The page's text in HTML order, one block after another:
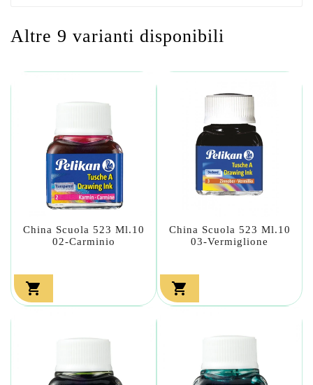
Altre 9 varianti disponibili
China Scuola 523 Ml.10
02-Carminio

China Scuola 523 Ml.10
03-Vermiglione
